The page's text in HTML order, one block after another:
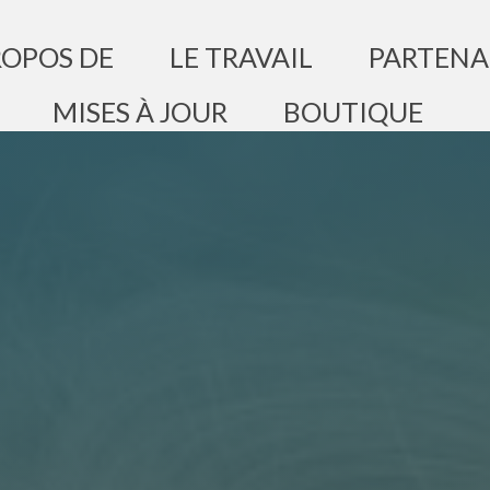
DE LE TRAVAIL
MISES À JOUR
BOUTIQUE